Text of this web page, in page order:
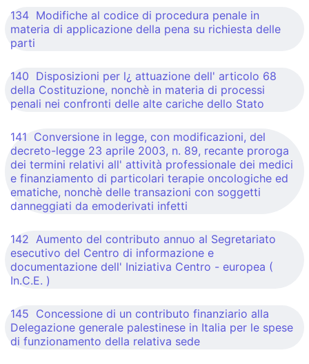
134 Modifiche al codice di procedura penale in
materia di applicazione della pena su richiesta delle
parti
140 Disposizioni per l¿ attuazione dell' articolo 68
della Costituzione, nonchè in materia di processi
penali nei confronti delle alte cariche dello Stato
141 Conversione in legge, con modificazioni, del
decreto-legge 23 aprile 2003, n. 89, recante proroga
dei termini relativi all' attività professionale dei medici
e finanziamento di particolari terapie oncologiche ed
ematiche, nonchè delle transazioni con soggetti
danneggiati da emoderivati infetti
142 Aumento del contributo annuo al Segretariato
esecutivo del Centro di informazione e
documentazione dell' Iniziativa Centro - europea (
In.C.E. )
145 Concessione di un contributo finanziario alla
Delegazione generale palestinese in Italia per le spese
di funzionamento della relativa sede